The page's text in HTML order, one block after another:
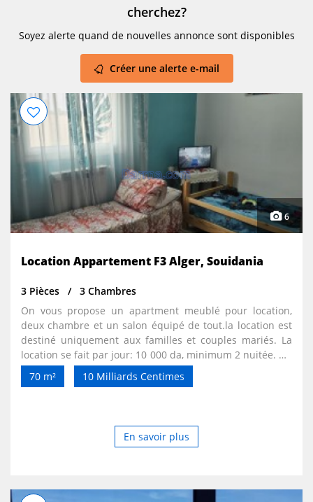
cherchez?
Soyez alerte quand de nouvelles annonce sont disponibles
Créer une alerte e-mail
6
Location Appartement F3 Alger, Souidania
3 Pièces
3 Chambres
On vous propose un apartment meublé pour location,
deux chambre et un salon équipé de tout.la location est
destiné uniquement aux familles et couples mariés. La
location se fait par jour: 10 000 da, minimum 2 nuitée. Un
tarif discutable pour les séjours de plus de 10j
00213698287629,Whatsup
70 m² 10 Milliards Centimes
En savoir plus